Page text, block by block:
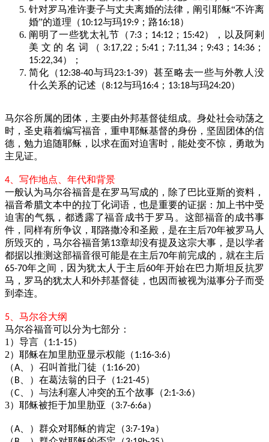
针对罗马准许妻子与丈夫离婚的法律，阐引耶稣“不许离
婚”的道理（10:12与玛19:9 ；路16:18）
阐明了一些犹太礼节（ 7:3； 14:12； 15:42），以及阿剌
美文的名词（ 3:17,22 ； 5:41 ； 7:11,34 ； 9:43 ； 14:36 ；
15:22,34）；
简化（12:38-40与玛23:1-39）甚至略去一些与外教人没
什么关系的记述（8:12与玛16:4 ； 13:18与玛24:20）
马尔谷所属的团体，主要由外邦基督徒组成。身处社会动荡之
时，圣史藉着编写福音，重申耶稣基督的身份，坚固团体的信
德，勉力追随耶稣，以求在面对迫害时，能处变不惊，勇敢为
主见证。
4 、写作地点、年代和背景
一般认为马尔谷福音是在罗马写成的，除了巴比亚斯的资料，
福音希腊文本中的拉丁化词语，也是重要的证据：加上书中受
迫害的气氛，都透露了福音成书于罗马。这部福音的成书事
件，同样有所争议，耶路撒冷和圣殿，是在主后70年被罗马人
所毁灭的，马尔谷福音第13章却没有提及这宗大事，是以学者
都据以推测这部福音很可能是在主后70年前完成的，就在主后
65-70年之间，因为犹太人于主后60年开始在巴力斯坦反抗罗
马，罗马的犹太人和外邦基督徒，也因而被视为滋事分子而受
到牵连。
5 、马尔谷大纲
马尔谷福音可以分为七部分：
1）导言（1:1-15）
2）耶稣在加里肋亚显示权能（1:16-3:6）
（A 、）召叫首批门徒（1:16-20）
（ B 、）在葛法翁的日子（1:21-45）
（C 、）与法利塞人冲突的五个故事（2:1-3:6）
3）耶稣被拒于加里肋亚（3:7-6:6a）
（A 、）群众对耶稣的肯定（3:7-19a）